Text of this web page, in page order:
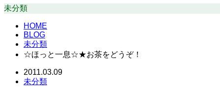
未分類
HOME
BLOG
未分類
☆ほっと一息☆★お茶をどうぞ！
2011.03.09
未分類